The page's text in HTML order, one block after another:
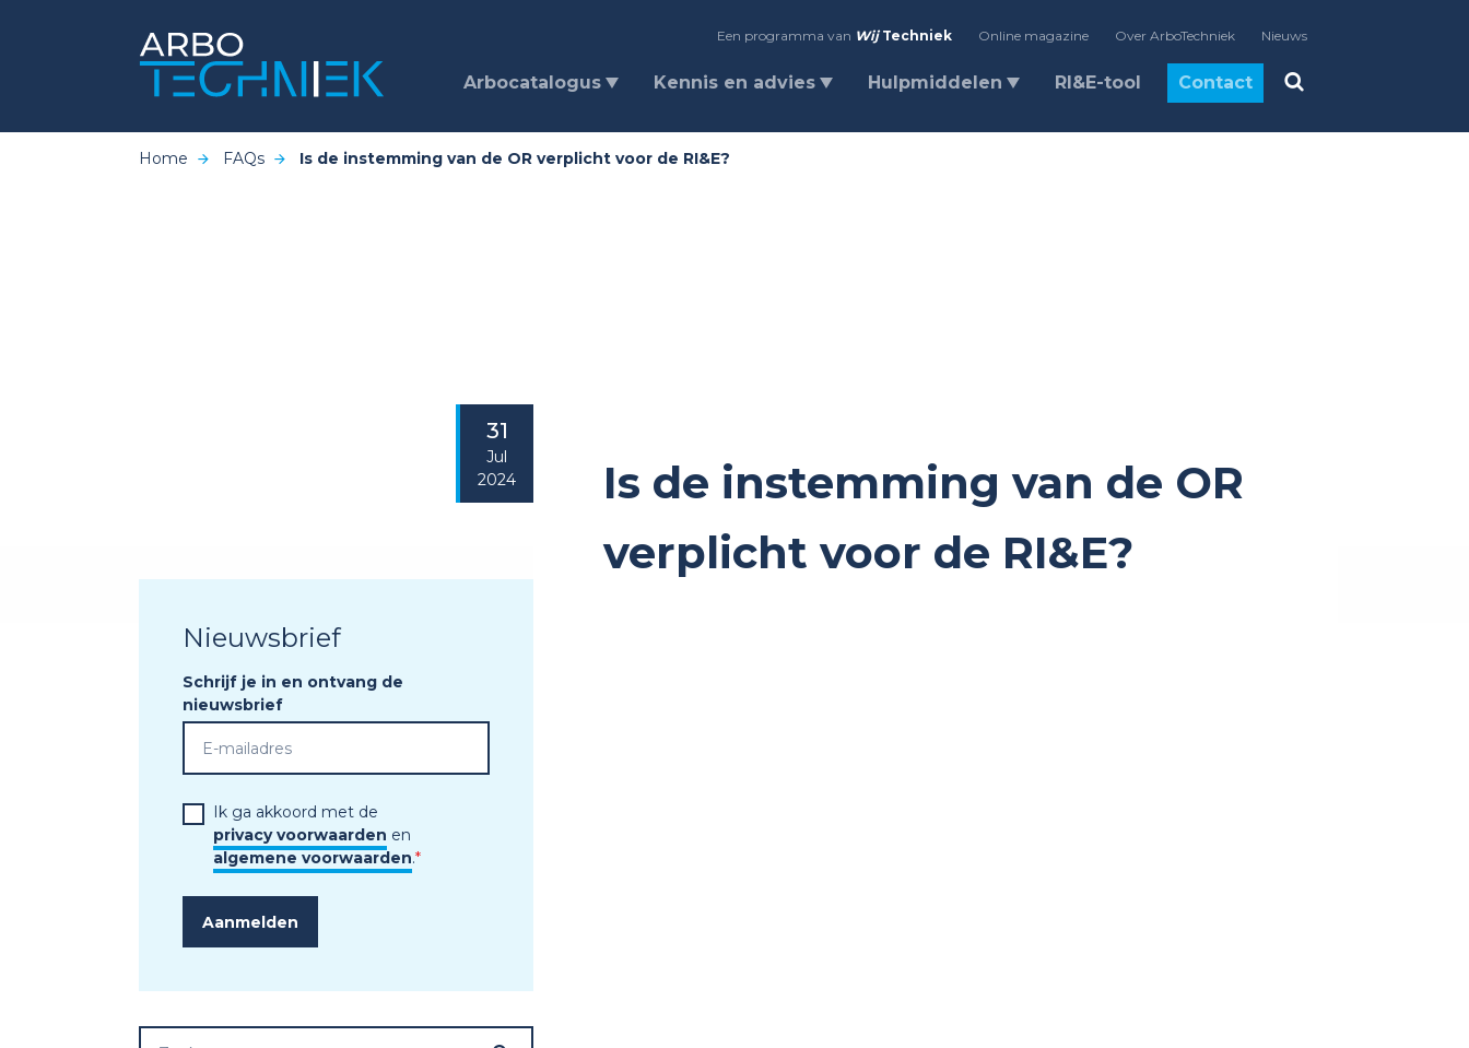
Een programma van Wij Techniek Online magazine Over ArboTechniek Nieuws
Arbocatalogus Kennis en advies Hulpmiddelen RI&E-tool Contact
Home FAQs Is de instemming van de OR verplicht voor de RI&E?
31
Jul
2024
Is de instemming van de OR
verplicht voor de RI&E?
Nieuwsbrief
Schrijf je in en ontvang de
nieuwsbrief
Ik ga akkoord met de
privacy voorwaarden en
algemene voorwaarden.*